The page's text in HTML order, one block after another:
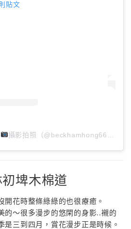
貼文
攝影拍照（@beckhamhong66）分享的貼文
埤木棉道
開花時整條綠綠的也很療癒。
的～很多漫步的悠閑的身影..襯的
是三到四月，賞花漫步正是時候。